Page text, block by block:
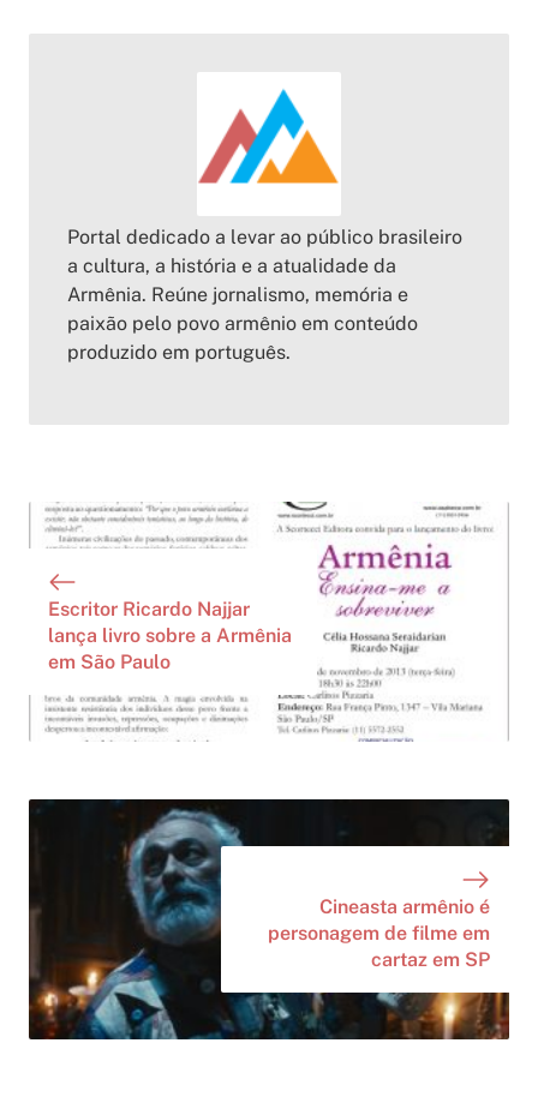
Portal dedicado a levar ao público brasileiro
a cultura, a história e a atualidade da
Armênia. Reúne jornalismo, memória e
paixão pelo povo armênio em conteúdo
produzido em português.
Escritor Ricardo Najjar
lança livro sobre a Armênia
em São Paulo
Cineasta armênio é
personagem de filme em
cartaz em SP